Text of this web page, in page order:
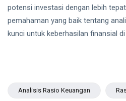
potensi investasi dengan lebih
pemahaman yang baik tentang
kunci untuk keberhasilan finansial
Analisis Rasio Keuangan